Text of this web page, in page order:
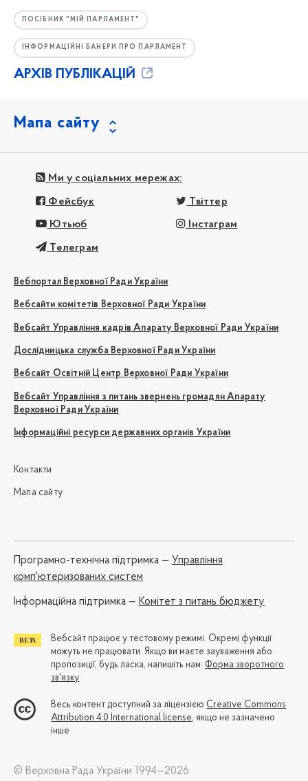
ПОСІБНИК "МІЙ ПАРЛАМЕНТ"
ІНФОРМАЦІЙНІ БАНЕРИ ПРО ПАРЛАМЕНТ
АРХІВ ПУБЛІКАЦІЙ
Мапа сайту
Ми у соціальних мережах:
Фейсбук Твіттер
Ютьюб Інстаграм
Телеграм
Вебпортал Верховної Ради України
Вебсайти комітетів Верховної Ради України
Вебсайт Управління кадрів Апарату Верховної Ради України
Дослідницька служба Верховної Ради України
Вебсайт Освітній Центр Верховної Ради України
Вебсайт Управління з питань звернень громадян Апарату
Верховної Ради України
Інформаційні ресурси державних органів України
Контакти
Мапа сайту
Програмно-технічна підтримка — Управління
комп'ютеризованих систем
Iнформаційна підтримка — Комітет з питань бюджету
Вебсайт працює у тестовому режимі. Окремі функції
можуть не працювати. Якщо ви маєте зауваження або
пропозиції, будь ласка, напишіть нам: Форма зворотного
зв'язку
Весь контент доступний за ліцензією Creative Commons
Attribution 4.0 International license, якщо не зазначено
інше
© Верховна Рада України 1994—2026